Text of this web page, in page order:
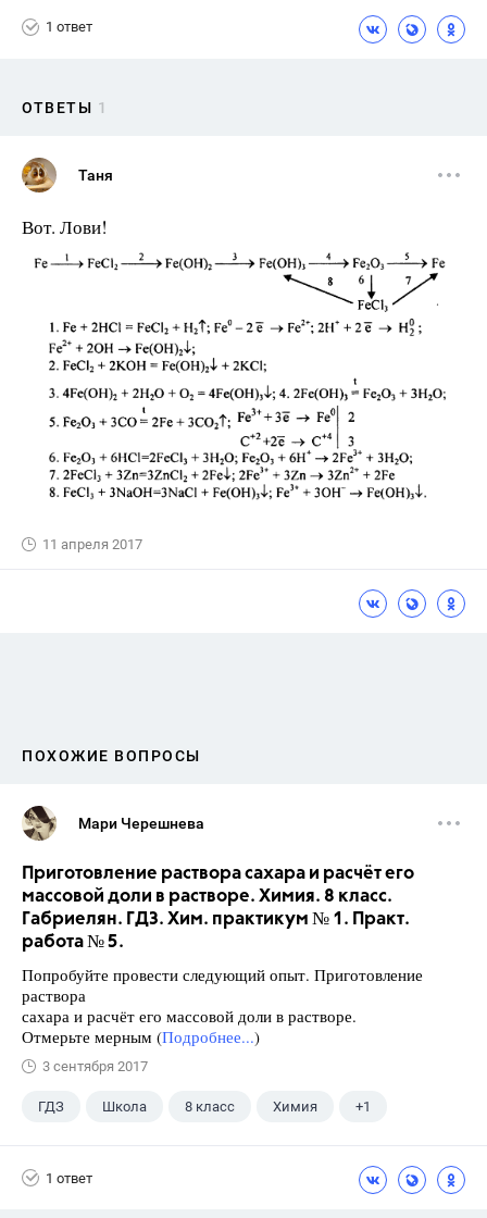
1 ответ
ОТВЕТЫ 1
Таня
Вот. Лови!
11 апреля 2017
ПОХОЖИЕ ВОПРОСЫ
Мари Черешнева
Приготовление раствора сахара и расчёт его
массовой доли в растворе. Химия. 8 класс.
Габриелян. ГДЗ. Хим. практикум № 1. Практ.
работа № 5.
Попробуйте провести следующий опыт. Приготовление
раствора
сахара и расчёт его массовой доли в растворе.
Отмерьте мерным (Подробнее...)
3 сентября 2017
ГДЗ Школа 8 класс Химия +1
1 ответ